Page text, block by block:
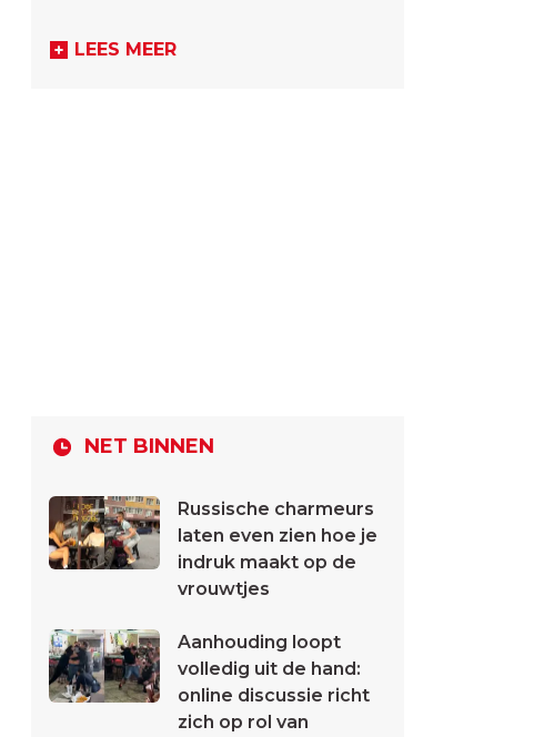
LEES MEER
NET BINNEN
Russische charmeurs
laten even zien hoe je
indruk maakt op de
vrouwtjes
Aanhouding loopt
volledig uit de hand:
online discussie richt
zich op rol van